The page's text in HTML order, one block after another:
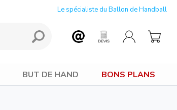
Le spécialiste du Ballon de Handball
BUT DE HAND BONS PLANS